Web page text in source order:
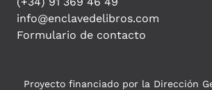
info@enclavedelibros.com
Formulario de contacto
Proyecto financiado por la Dirección